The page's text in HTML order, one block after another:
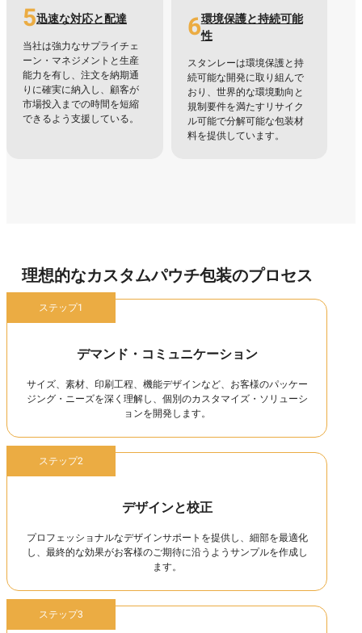
5迅速な対応と配達
当社は強力なサプライチェ
ーン・マネジメントと生産
能力を有し、注文を納期通
りに確実に納入し、顧客が
市場投入までの時間を短縮
できるよう支援している。
6環境保護と持続可能
性
スタンレーは環境保護と持
続可能な開発に取り組んで
おり、世界的な環境動向と
規制要件を満たすリサイク
ル可能で分解可能な包装材
料を提供しています。
理想的なカスタムパウチ包装のプロセス
ステップ1
デマンド・コミュニケーション
サイズ、素材、印刷工程、機能デザインなど、お客様のパッケー
ジング・ニーズを深く理解し、個別のカスタマイズ・ソリューシ
ョンを開発します。
ステップ2
デザインと校正
プロフェッショナルなデザインサポートを提供し、細部を最適化
し、最終的な効果がお客様のご期待に沿うようサンプルを作成し
ます。
ステップ3